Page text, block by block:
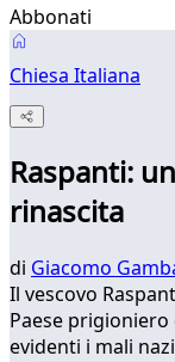
Abbonati
Chiesa Italiana
Raspanti:
rinascita
di Giacomo
Il vescovo
Paese prigioniero
evidenti i mali